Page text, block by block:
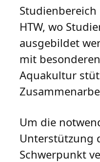
HTW, wo
ausgebildet
mit
Aquakultur
Um die
Unterstützung
Schwerpunkt